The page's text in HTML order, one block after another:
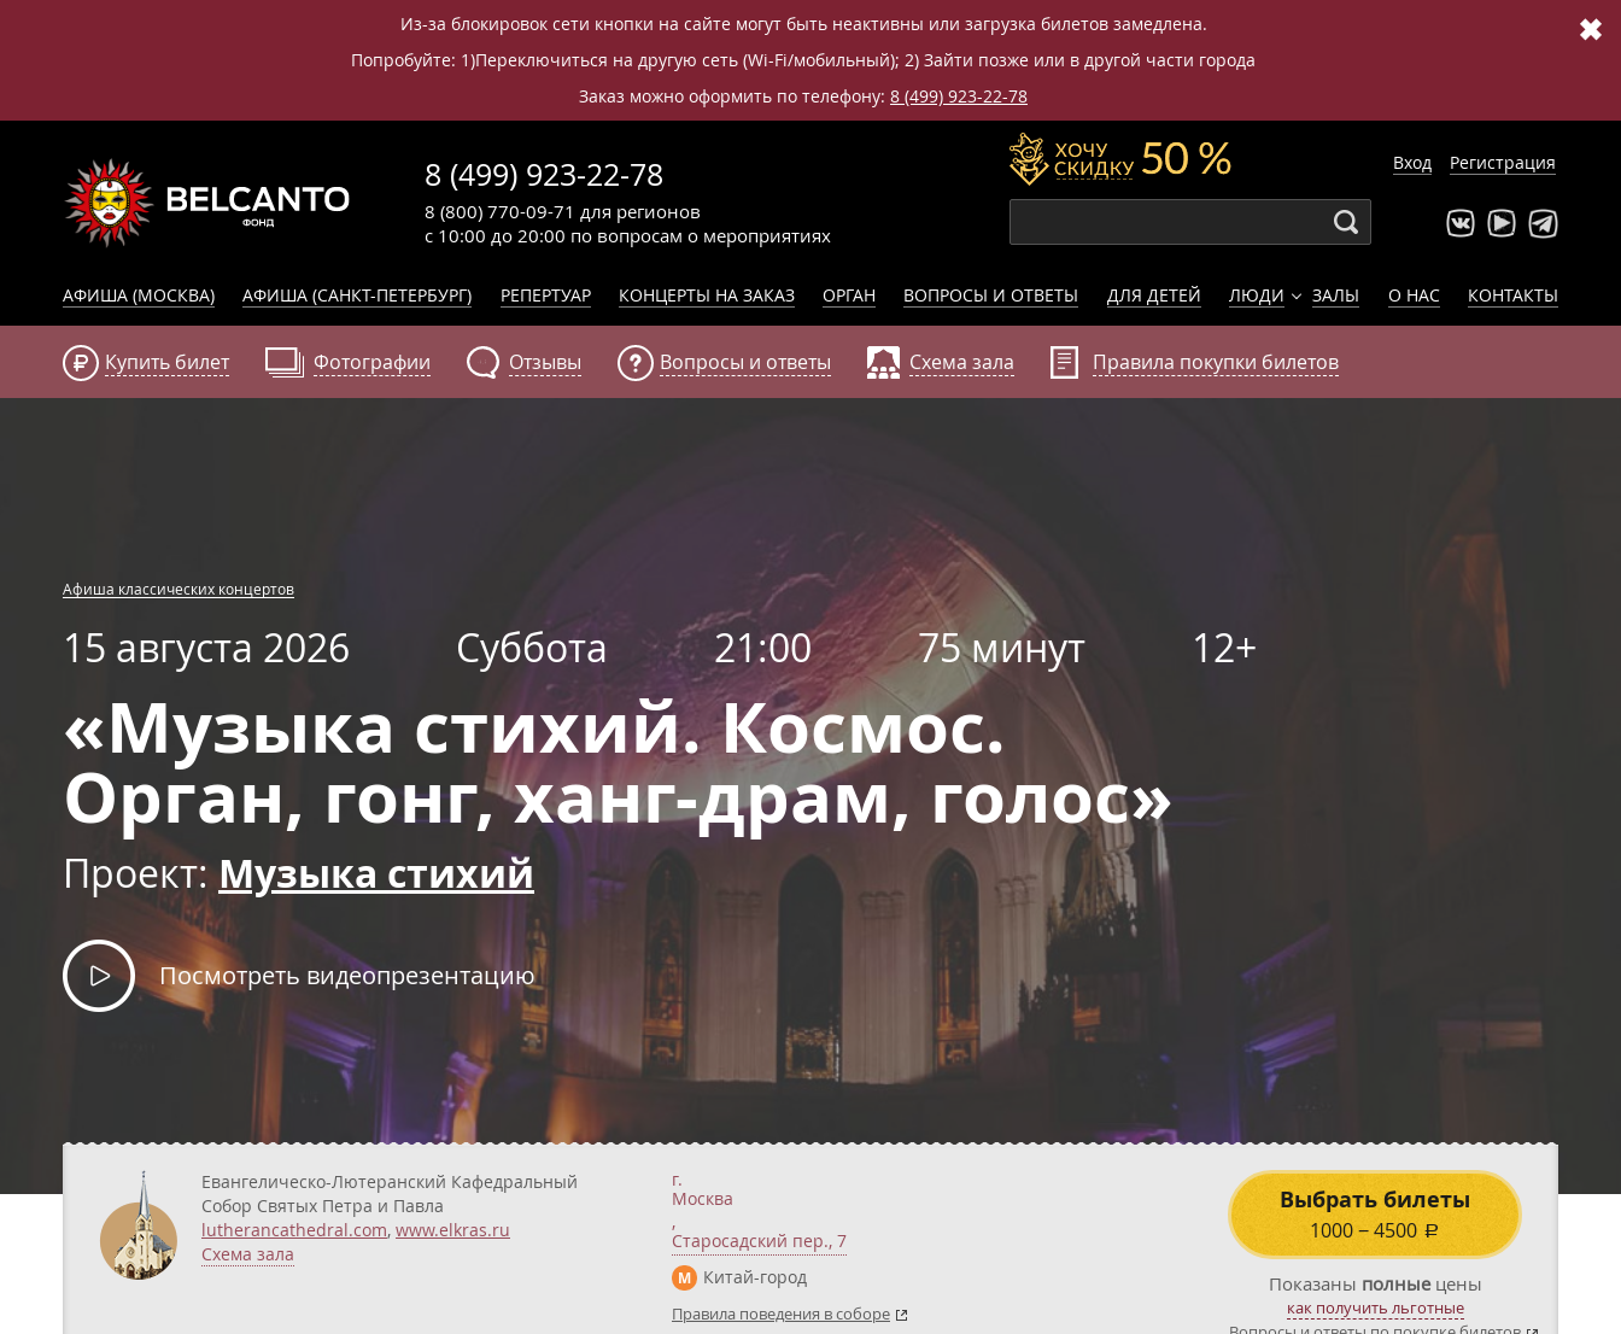
Из-за блокировок сети кнопки на сайте могут быть неактивны или загрузка билетов замедлена.
Попробуйте: 1)Переключиться на другую сеть (Wi-Fi/мобильный); 2) Зайти позже или в другой части города
Заказ можно оформить по телефону: 8 (499) 923-22-78
✖
8 (499) 923-22-78
с 10:00 до 20:00 по вопросам о мероприятиях
8 (800) 770-09-71 для регионов
Вход Регистрация
АФИША (МОСКВА) АФИША (САНКТ-ПЕТЕРБУРГ) РЕПЕРТУАР КОНЦЕРТЫ НА ЗАКАЗ ОРГАН ВОПРОСЫ И ОТВЕТЫ ДЛЯ ДЕТЕЙ ЛЮДИ ЗАЛЫ О НАС КОНТАКТЫ
Купить билет Фотографии Отзывы Вопросы и ответы Схема зала Правила покупки билетов
Афиша классических концертов
15 августа 2026 Суббота 21:00 75 минут 12+
«Музыка стихий. Космос.
Орган, гонг, ханг-драм, голос»
Проект:Музыка стихий
Посмотреть видеопрезентацию
Евангелическо-Лютеранский Кафедральный
Собор Святых Петра и Павла
lutherancathedral.com, www.elkras.ru
Схема зала
г.
Москва
,
Старосадский пер., 7
М Китай-город
Правила поведения в соборе
Выбрать билеты
1000−4500 a
Показаны полныецены
как получить льготные